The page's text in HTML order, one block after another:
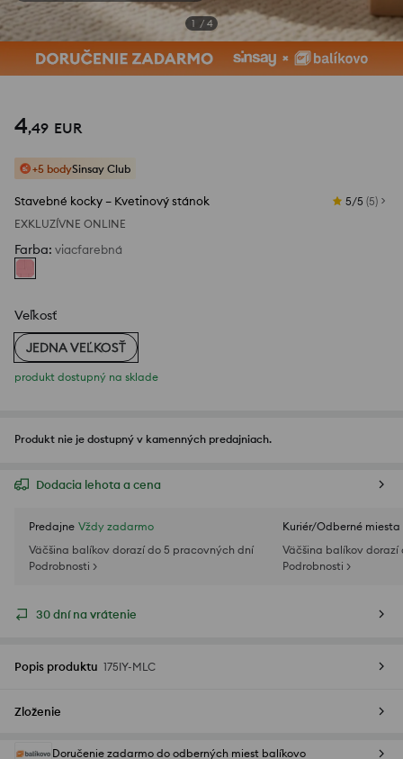
1 / 4
4,49 EUR
+5 bodySinsay Club
Stavebné kocky – Kvetinový stánok 5/5 (5)
EXKLUZÍVNE ONLINE
Farba: viacfarebná
Veľkosť
JEDNA VEĽKOSŤ
produkt dostupný na sklade
Produkt nie je dostupný v kamenných predajniach.
Dodacia lehota a cena
Predajne Vždy zadarmo
Väčšina balíkov dorazí do 5 pracovných dní
Podrobnosti >
Kuriér/Odberné miesta
Väčšina balíkov
Podrobnosti >
30 dní na vrátenie
Popis produktu 175IY-MLC
Zloženie
Doručenie zadarmo do odberných miest balíkovo